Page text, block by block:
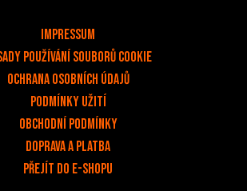
Impressum
používání souborů cookie
OCHRANA OSOBNÍCH ÚDAJŮ
PODMÍNKY UŽITÍ
Obchodní podmínky
Doprava a platba
Přejít do e-shopu